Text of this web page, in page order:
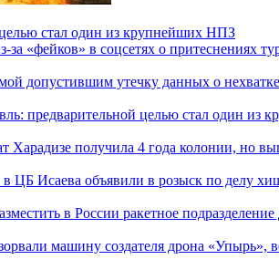
стал один из крупнейших НПЗ
за «фейков» в соцсетях о притеснениях
допустившим утечку данных о
предварительной целью стал один из
Харадизе получила 4 года колонии, но
ЦБ Исаева объявили в розыск по делу
в России ракетное
машину создателя дрона «Упырь»,